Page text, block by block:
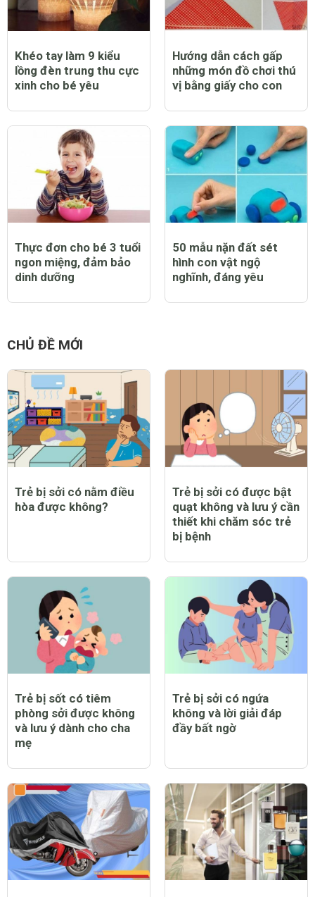
Khéo tay làm 9 kiểu
lồng đèn trung thu cực
xinh cho bé yêu
Hướng dẫn cách gấp
những món đồ chơi thú
vị bằng giấy cho con
Thực đơn cho bé 3 tuổi
ngon miệng, đảm bảo
dinh dưỡng
50 mẫu nặn đất sét
hình con vật ngộ
nghĩnh, đáng yêu
CHỦ ĐỀ MỚI
Trẻ bị sởi có nằm điều
hòa được không?
Trẻ bị sởi có được bật
quạt không và lưu ý cần
thiết khi chăm sóc trẻ
bị bệnh
Trẻ bị sốt có tiêm
phòng sởi được không
và lưu ý dành cho cha
mẹ
Trẻ bị sởi có ngứa
không và lời giải đáp
đầy bất ngờ